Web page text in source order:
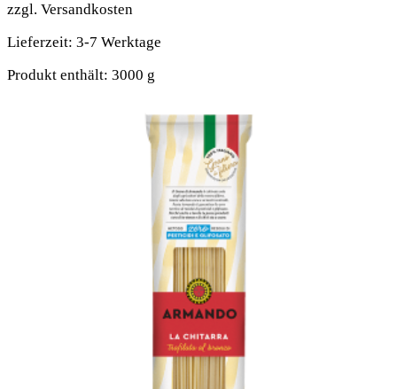
zzgl. Versandkosten
Lieferzeit: 3-7 Werktage
Produkt enthält: 3000 g